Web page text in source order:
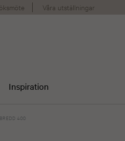
Våra utställningar
Inspiration
400